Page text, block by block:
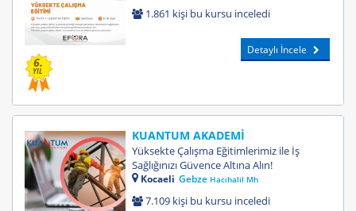
6.
YIL
1.861 kişi bu kursu inceledi
Detaylı İncele
KUANTUM AKADEMİ
Yüksekte Çalışma Eğitimlerimiz ile İş
Sağlığınızı Güvence Altına Alın!
Kocaeli Gebze Hacıhalil Mh
7.109 kişi bu kursu inceledi